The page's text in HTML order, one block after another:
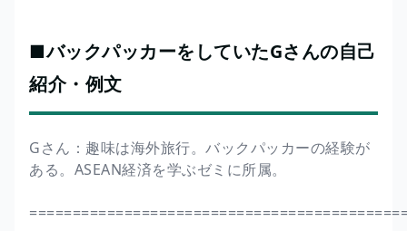
■バックパッカーをしていたGさんの自己
紹介・例文
Gさん：趣味は海外旅行。バックパッカーの経験が
ある。ASEAN経済を学ぶゼミに所属。